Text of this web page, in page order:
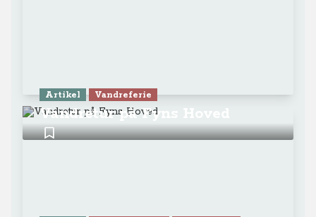
Artikel Vandreferie
Vandretur på Fyns Hoved